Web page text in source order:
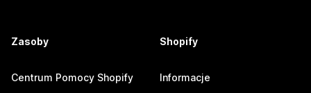
Zasoby
Centrum Pomocy Shopify
Shopify
Informacje